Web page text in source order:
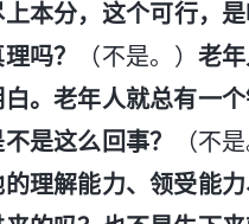
本分，这个可行，
吗？
（不是。） 老
。老年人就总有一
是这么回事？
（不是
理解能力、领受能